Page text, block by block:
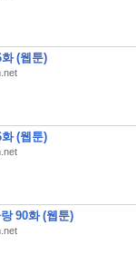
(웹툰)
(웹툰)
90화 (웹툰)